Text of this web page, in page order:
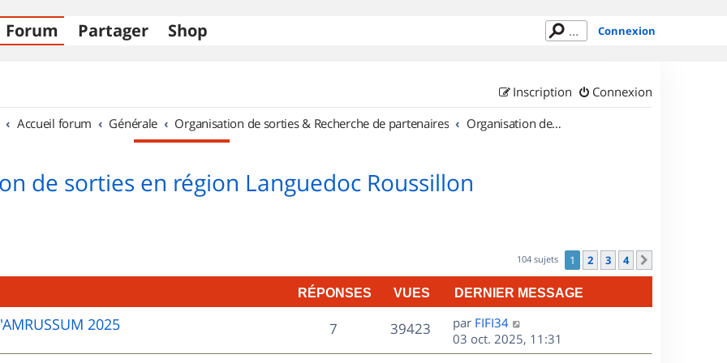
Forum Partager Shop Connexion
Connexion
Inscription
Accueil forum Générale Organisation de sorties & Recherche de partenaires Organisation de sorties en région Languedoc Roussillon
de sorties en région Languedoc Roussillon
104 sujets 1 2 3 4
RÉPONSES VUES DERNIER MESSAGE
2025 7R
é
39423V
u
D
e
r
par FIFI34
03 oct. 2025, 11:31